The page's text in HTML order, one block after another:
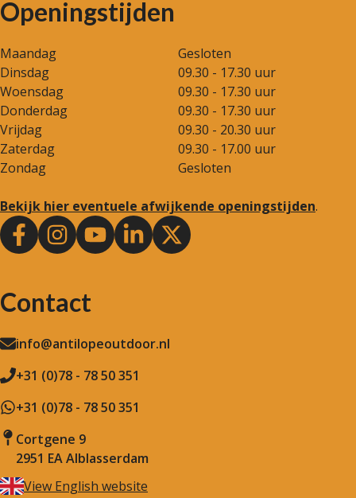
Openingstijden
Maandag
Gesloten
Dinsdag
09.30 - 17.30 uur
Woensdag
09.30 - 17.30 uur
Donderdag
09.30 - 17.30 uur
Vrijdag
09.30 - 20.30 uur
Zaterdag
09.30 - 17.00 uur
Zondag
Gesloten
Bekijk hier eventuele afwijkende openingstijden.
Contact
info@antilopeoutdoor.nl
+31 (0)78 - 78 50 351
+31 (0)78 - 78 50 351
Cortgene 9
2951 EA Alblasserdam
View English website